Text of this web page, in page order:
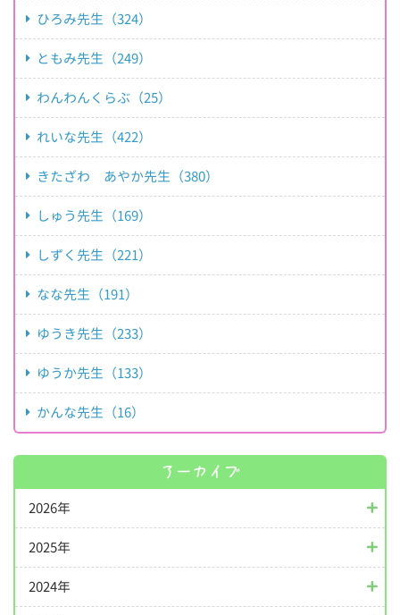
ひろみ先生（324）
ともみ先生（249）
わんわんくらぶ（25）
れいな先生（422）
きたざわ あやか先生（380）
しゅう先生（169）
しずく先生（221）
なな先生（191）
ゆうき先生（233）
ゆうか先生（133）
かんな先生（16）
アーカイブ
2026年
2025年
2024年